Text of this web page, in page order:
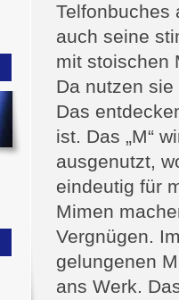
Telfonbuches
auch seine
mit stoischen
Da nutzen
Das
ist. Das „M“
ausgenutzt,
eindeutig für
Mimen
Vergnügen.
gelungenen
ans Werk.